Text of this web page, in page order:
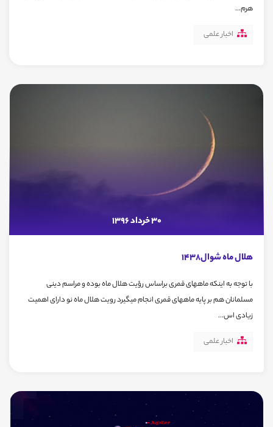
هرم...
اخبار علمی
30 خرداد 1396
هلال ماه شوال1438
با توجه به اینکه ماههای قمری براساس رؤیت هلال ماه بوده و مراسم دینی
مسلمانان هم بر پایه ماههای قمری انجام میگیرد رویت هلال ماه نو دارای اهمیت
زیادی اس...
اخبار علمی